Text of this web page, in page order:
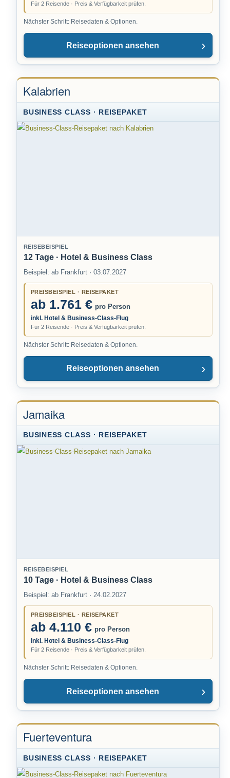
Für 2 Reisende · Preis & Verfügbarkeit prüfen.
Nächster Schritt: Reisedaten & Optionen.
Reiseoptionen ansehen
Kalabrien
BUSINESS CLASS · REISEPAKET
REISEBEISPIEL
12 Tage · Hotel & Business Class
Beispiel: ab Frankfurt · 03.07.2027
PREISBEISPIEL · REISEPAKET
ab 1.761 € pro Person
inkl. Hotel & Business-Class-Flug
Für 2 Reisende · Preis & Verfügbarkeit prüfen.
Nächster Schritt: Reisedaten & Optionen.
Reiseoptionen ansehen
Jamaika
BUSINESS CLASS · REISEPAKET
REISEBEISPIEL
10 Tage · Hotel & Business Class
Beispiel: ab Frankfurt · 24.02.2027
PREISBEISPIEL · REISEPAKET
ab 4.110 € pro Person
inkl. Hotel & Business-Class-Flug
Für 2 Reisende · Preis & Verfügbarkeit prüfen.
Nächster Schritt: Reisedaten & Optionen.
Reiseoptionen ansehen
Fuerteventura
BUSINESS CLASS · REISEPAKET